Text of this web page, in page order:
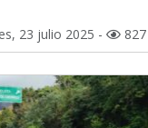
23 julio 2025 - 827